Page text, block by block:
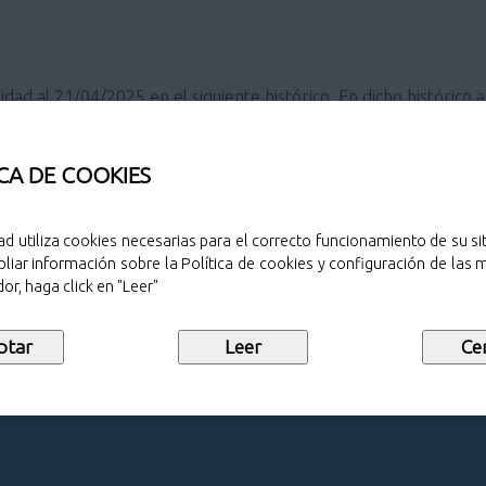
DE COOKIES
utiliza cookies necesarias para el correcto funcionamiento de su
información sobre la Política de cookies y configuración de las
haga click en "Leer"
al 21/04/2025 en el siguiente histórico. En dicho
o rechazadas a través de DEHú (canal oficial de recepción
remite las notificaciones electrónicas a través de DEHú